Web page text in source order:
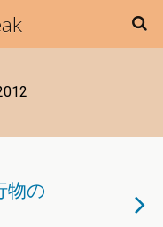
物の